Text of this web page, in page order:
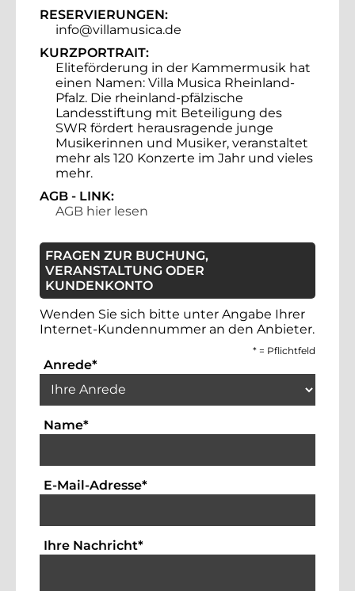
RESERVIERUNGEN:
info@villamusica.de
KURZPORTRAIT:
Eliteförderung in der Kammermusik hat
einen Namen: Villa Musica Rheinland-
Pfalz. Die rheinland-pfälzische
Landesstiftung mit Beteiligung des
SWR fördert herausragende junge
Musikerinnen und Musiker, veranstaltet
mehr als 120 Konzerte im Jahr und vieles
mehr.
AGB - LINK:
AGB hier lesen
FRAGEN ZUR BUCHUNG,
VERANSTALTUNG ODER
KUNDENKONTO
Wenden Sie sich bitte unter Angabe Ihrer
Internet-Kundennummer an den Anbieter.
* = Pflichtfeld
Anrede*Auswahlbox für die Anrede. Dies ist
Name*Textfeld für die Eingabe Ihres Namens.
E-Mail-Adresse*Textfeld für die Eingabe der
Ihre Nachricht*Bitte geben Sie hier Ihre